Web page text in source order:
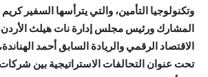
وتكنولوجيا التأمين، والتي يترأسها السفير
المشارك ورئيس مجلس إدارة نات هيلث الأردن،
الاقتصاد الرقمي والريادة السابق أحمد
تحت عنوان التحالفات الاستراتيجية بين شركات